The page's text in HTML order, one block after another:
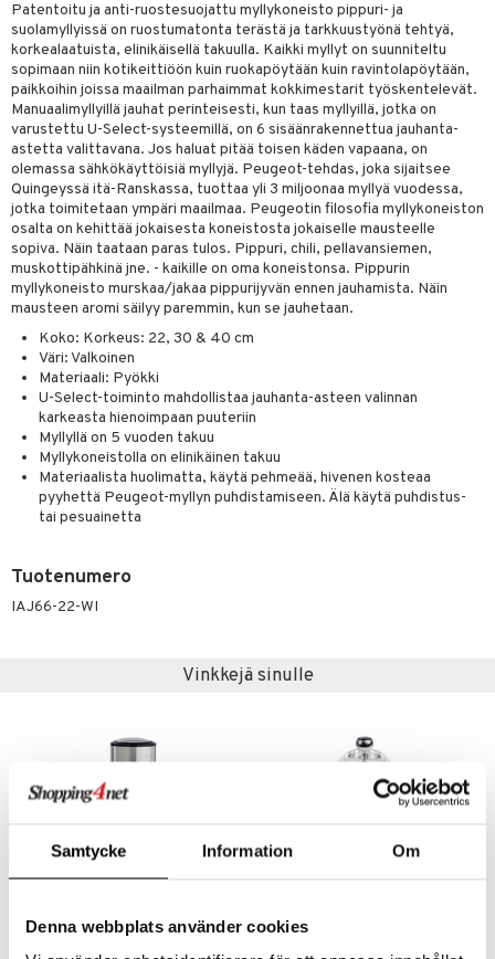
Samtycke Information Om
Denna webbplats använder cookies
Patentoitu ja anti-ruostesuojattu myllykoneisto pippuri- ja
suolamyllyissä on ruostumatonta terästä ja tarkkuustyönä tehtyä,
korkealaatuista, elinikäisellä takuulla. Kaikki myllyt on suunniteltu
sopimaan niin kotikeittiöön kuin ruokapöytään kuin ravintolapöytään,
paikkoihin joissa maailman parhaimmat kokkimestarit työskentelevät.
Manuaalimyllyillä jauhat perinteisesti, kun taas myllyillä, jotka on
varustettu U-Select-systeemillä, on 6 sisäänrakennettua jauhanta-
astetta valittavana. Jos haluat pitää toisen käden vapaana, on
olemassa sähkökäyttöisiä myllyjä. Peugeot-tehdas, joka sijaitsee
Quingeyssä itä-Ranskassa, tuottaa yli 3 miljoonaa myllyä vuodessa,
jotka toimitetaan ympäri maailmaa. Peugeotin filosofia myllykoneiston
osalta on kehittää jokaisesta koneistosta jokaiselle mausteelle
sopiva. Näin taataan paras tulos. Pippuri, chili, pellavansiemen,
muskottipähkinä jne. - kaikille on oma koneistonsa. Pippurin
myllykoneisto murskaa/jakaa pippurijyvän ennen jauhamista. Näin
mausteen aromi säilyy paremmin, kun se jauhetaan.
Koko: Korkeus: 22, 30 & 40 cm
Väri: Valkoinen
Materiaali: Pyökki
U-Select-toiminto mahdollistaa jauhanta-asteen valinnan
karkeasta hienoimpaan puuteriin
Myllyllä on 5 vuoden takuu
Myllykoneistolla on elinikäinen takuu
Materiaalista huolimatta, käytä pehmeää, hivenen kosteaa
pyyhettä Peugeot-myllyn puhdistamiseen. Älä käytä puhdistus-
tai pesuainetta
Tuotenumero
IAJ66-22-WI
Vinkkejä sinulle
Saatavana useana vaihtoehtona Saatavana useana vaihtoehtona
Art& Koukut
& Korit
tekstiilit
& Tyynyliinat
& Peitot
ruokinta